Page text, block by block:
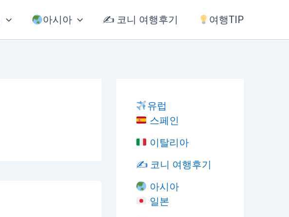
아시아 ✍️ 코니 여행후기 여행TIP
유럽
스페인
이탈리아
✍️ 코니 여행후기
아시아
일본